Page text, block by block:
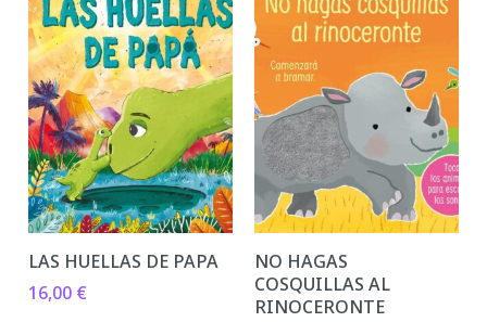
LAS HUELLAS DE PAPA
16,00 €
NO HAGAS
COSQUILLAS AL
RINOCERONTE